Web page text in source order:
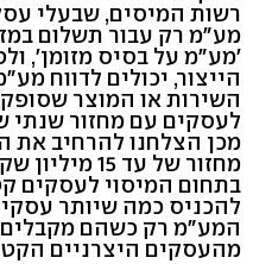
רשות המיסים, שבעלי
מע"מ רק עבור תשלום
'מע"מ על בסיס מזומן',
הייצור, יכולים לדווח
השירות או המוצר
מכן הצלחנו להרחיב את
מחזור של עד
בתחום המיסוי לעסקים
להכניס כמה שיותר
מהעסקים היצרניים